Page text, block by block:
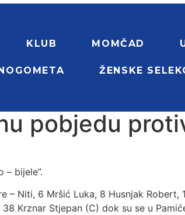
KLUB MOMČAD
ŽENSKE
pobjedu
– bijele”.
Niti, 6 Mršić Luka, 8 Husnjak Robert,
Krznar Stjepan (C) dok su se u